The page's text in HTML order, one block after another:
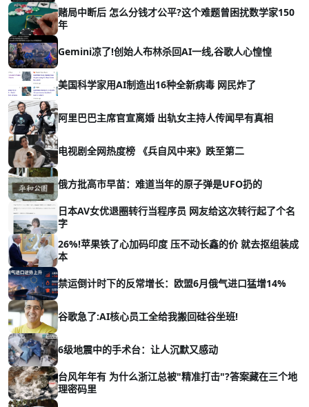
赌局中断后 怎么分钱才公平?这个难题曾困扰数学家150
年
Gemini凉了!创始人布林杀回AI一线,谷歌人心惶惶
美国科学家用AI制造出16种全新病毒 网民炸了
阿里巴巴主席官宣离婚 出轨女主持人传闻早有真相
电视剧全网热度榜 《兵自风中来》跌至第二
俄方批高市早苗：难道当年的原子弹是UFO扔的
日本AV女优退圈转行当程序员 网友给这次转行起了个名
字
26%!苹果铁了心加码印度 压不动长鑫的价 就去抠组装成
本
禁运倒计时下的反常增长：欧盟6月俄气进口猛增14%
谷歌急了:AI核心员工全给我搬回硅谷坐班!
6级地震中的手术台：让人沉默又感动
台风年年有 为什么浙江总被"精准打击"?答案藏在三个地
理密码里